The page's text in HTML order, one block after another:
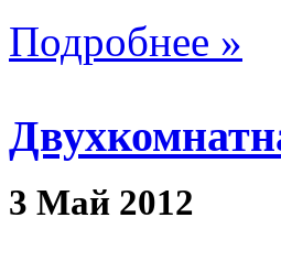
Подробнее »
3 Май 2012